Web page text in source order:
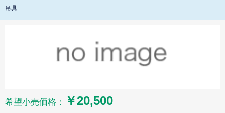
吊具
希望小売価格： ￥20,500